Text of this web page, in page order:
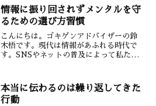
R武居選手は頭から突っ込んでくるタリ
モ選手の偶然のバッティ...
情報に振り回されずメンタルを守
るための選び方習慣
こんにちは。ゴキゲンアドバイザーの鈴
木悟です。現代は情報があふれる時代で
す。SNSやネットの普及によって私たち
いることに気づいていますか？今回はメ
ンタルを安定させるため...
本当に伝わるのは繰り返してきた
行動